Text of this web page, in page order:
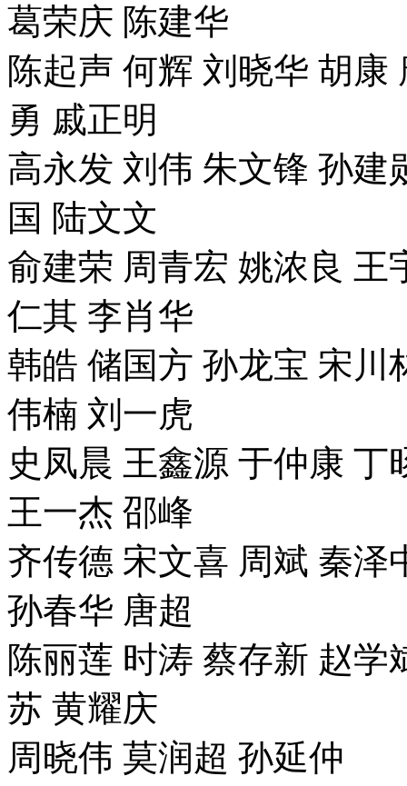
葛荣庆 陈建华
陈起声 何辉 刘晓华 胡康
勇 戚正明
高永发 刘伟 朱文锋 孙建
国 陆文文
俞建荣 周青宏 姚浓良 王
仁其 李肖华
韩皓 储国方 孙龙宝 宋川
伟楠 刘一虎
史凤晨 王鑫源 于仲康
王一杰 邵峰
齐传德 宋文喜 周斌 秦泽
孙春华 唐超
陈丽莲 时涛 蔡存新 赵学
苏 黄耀庆
周晓伟 莫润超 孙延仲